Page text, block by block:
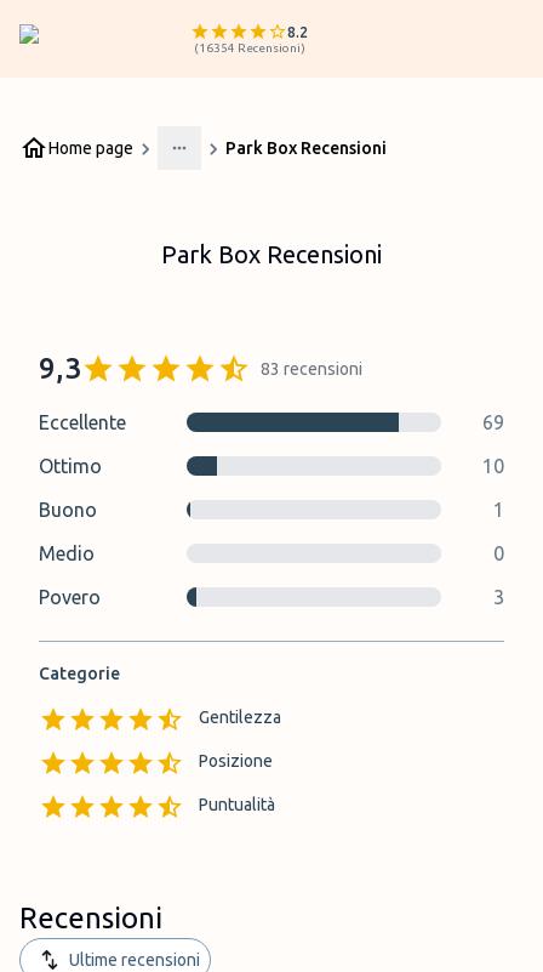
8.2
(16354 Recensioni)
Home page
More
Park Box Recensioni
Park Box Recensioni
9,3 83 recensioni
Eccellente
69
Ottimo
10
Buono
1
Medio
0
Povero
3
Categorie
Gentilezza
Posizione
Puntualità
Recensioni
Ultime recensioni